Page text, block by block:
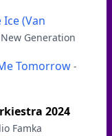
(Van
Generation
Tomorrow -
2024
Famka